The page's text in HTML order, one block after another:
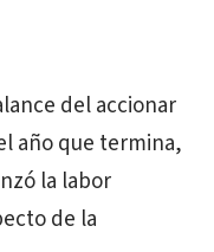
del accionar
año que termina,
la labor
de la